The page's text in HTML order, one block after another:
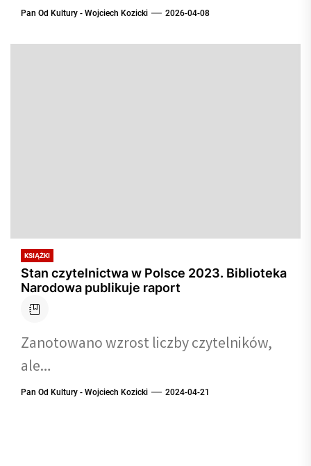
Pan Od Kultury - Wojciech Kozicki 2026-04-08
KSIĄŻKI
Stan czytelnictwa w Polsce 2023. Biblioteka
Narodowa publikuje raport
Zanotowano wzrost liczby czytelników,
ale…
Pan Od Kultury - Wojciech Kozicki 2024-04-21